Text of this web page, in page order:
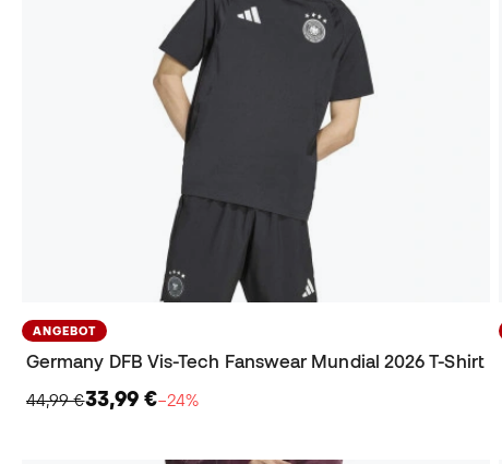
ANGEBOT
Germany DFB Vis-Tech Fanswear Mundial 2026 T-Shirt
44,99 €33,99 €−24%